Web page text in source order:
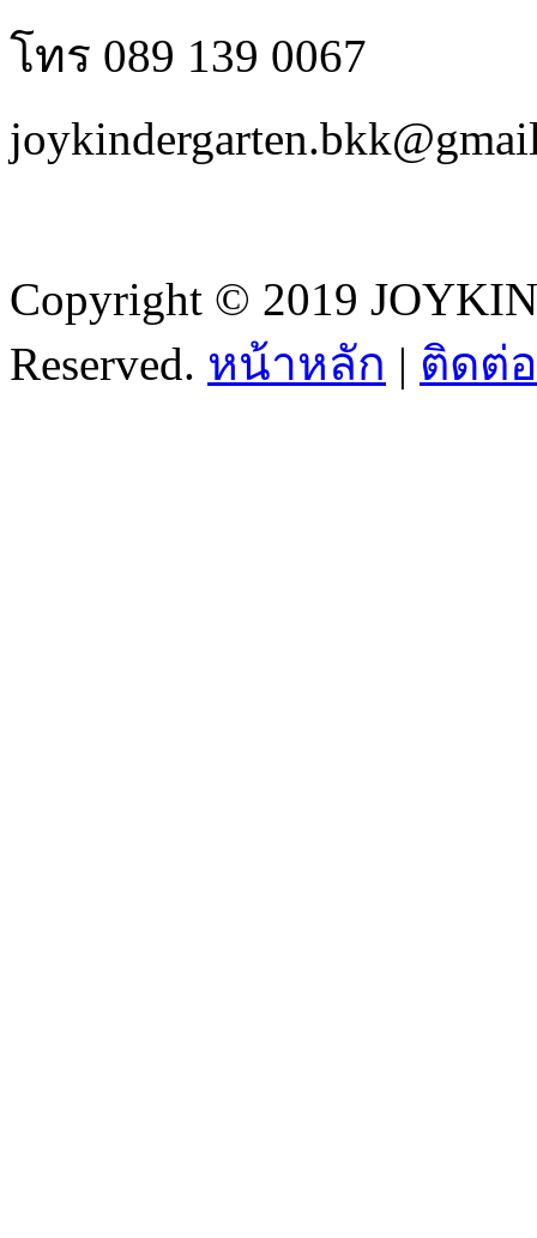
โทร 089 139 0067
Copyright © 2019
Reserved. หน้าหลัก | ติดต่